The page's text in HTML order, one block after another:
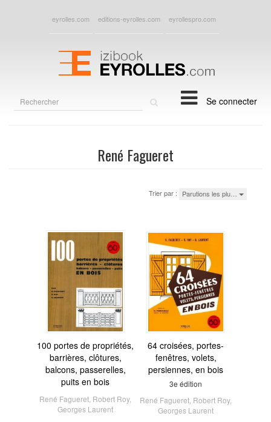
eyrolles.com editions-eyrolles.com eyrollespro.com
Se connecter
René Fagueret
Trier par : Parutions les plu…
100 portes de propriétés,
barrières, clôtures,
balcons, passerelles,
puits en bois
René Fagueret Robert Roy,
Georges Laurent
64 croisées, portes-
fenêtres, volets,
persiennes, en bois
3e édition
René Fagueret Robert Roy,
Georges Laurent